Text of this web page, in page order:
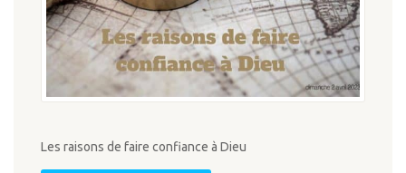
Les raisons de faire confiance à Dieu